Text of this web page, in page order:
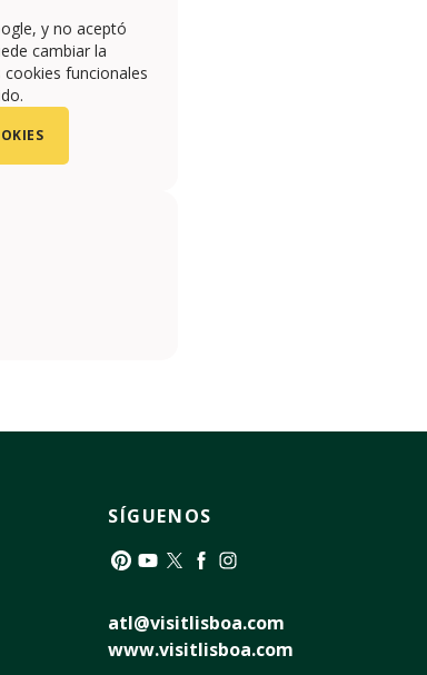
y no aceptó
cambiar la
funcionales
SÍGUENOS
atl@visitlisboa.com
www.visitlisboa.com